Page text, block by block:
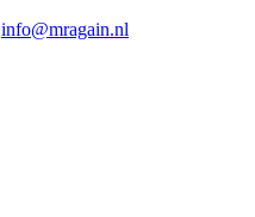
info@mragain.nl